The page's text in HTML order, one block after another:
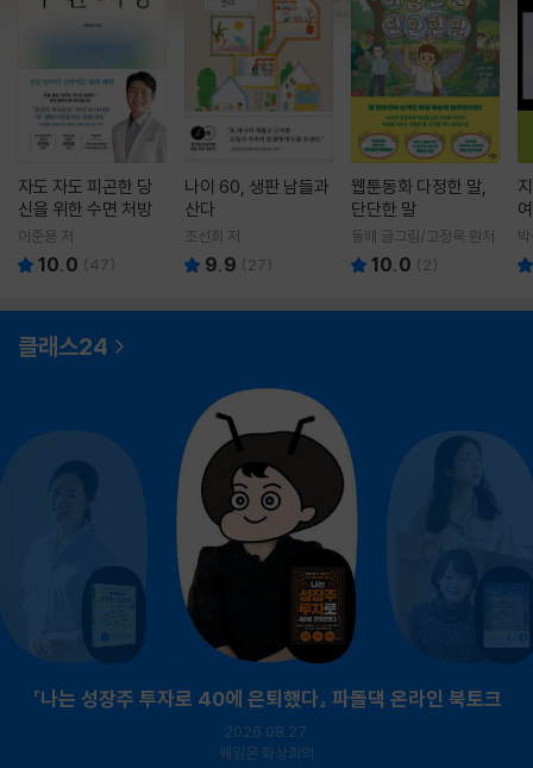
자도 자도 피곤한 당
신을 위한 수면 처방
이준용 저
10.0 (47)
나이 60, 생판 남들과
산다
조선희 저
9.9 ( 27)
웹툰동화 다정한 말,
단단한 말
돌배 글그림/고정욱 원저
10.0 ( 2)
클래스24
『나는 성장주 투자로 40에 은퇴했다』 파돌댁 온라인 북토크
2026.08.27.
웨일온 화상회의